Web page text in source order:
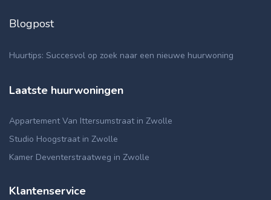
Blogpost
Huurtips: Succesvol op zoek naar een nieuwe huurwoning
Laatste huurwoningen
Appartement Van Ittersumstraat in Zwolle
Studio Hoogstraat in Zwolle
Kamer Deventerstraatweg in Zwolle
Klantenservice